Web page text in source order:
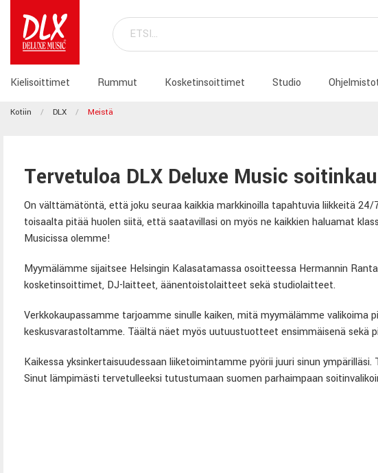
Kielisoittimet Rummut Kosketinsoittimet Studio
Kotiin DLX Meistä
Tervetuloa DLX Deluxe Music
On välttämätöntä, että joku seuraa kaikkia markkinoilla tapahtuvia liikkeitä
toisaalta pitää huolen siitä, että saatavillasi on myös ne kaikkien haluamat
Musicissa olemme!
Myymälämme sijaitsee Helsingin Kalasatamassa osoitteessa Hermannin
kosketinsoittimet, DJ-laitteet, äänentoistolaitteet sekä studiolaitteet.
Verkkokaupassamme tarjoamme sinulle kaiken, mitä myymälämme
keskusvarastoltamme. Täältä näet myös uutuustuotteet ensimmäisenä sekä
Kaikessa yksinkertaisuudessaan liiketoimintamme pyörii juuri sinun
Sinut lämpimästi tervetulleeksi tutustumaan suomen parhaimpaan